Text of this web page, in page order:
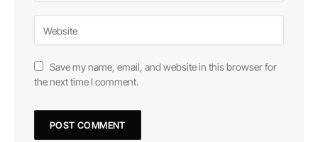
Save my name, email, and website in this browser for
the next time I comment.